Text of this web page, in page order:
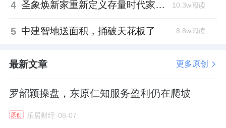
4 圣象焕新家重新定义存量时代家居升级逻辑，筑牢说换就换的底气！ 10.3w阅读
5 中建智地送面积，捅破天花板了 8.8w阅读
最新文章 更多原创
罗韶颖操盘，东原仁知服务盈利仍在爬坡
原创 乐居财经 08-07